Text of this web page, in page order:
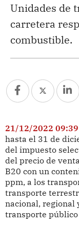
Unidades de
carretera
combustible.
21/12/2022 09:39
hasta el 31 de
del impuesto
del precio de
B20 con un
ppm, a los
transporte
nacional, regional
transporte